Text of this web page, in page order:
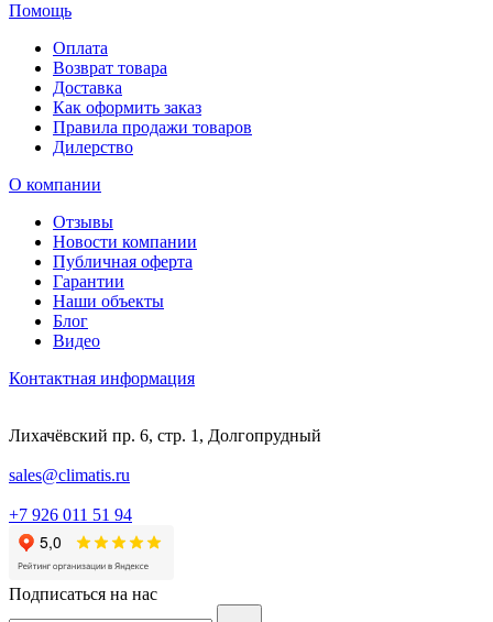
Помощь
Оплата
Возврат товара
Доставка
Как оформить заказ
Правила продажи товаров
Дилерство
О компании
Отзывы
Новости компании
Публичная оферта
Гарантии
Наши объекты
Блог
Видео
Контактная информация
Лихачёвский пр. 6, стр. 1, Долгопрудный
sales@climatis.ru
+7 926 011 51 94
Подписаться на нас